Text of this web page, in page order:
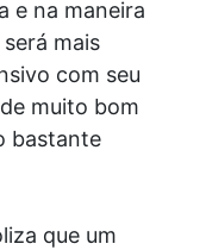
e na maneira
mais
com seu
muito bom
bastante
que um